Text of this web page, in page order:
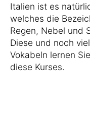
Italien ist es
welches die
Regen, Nebel und
Diese und noch
Vokabeln lernen
diese Kurses.